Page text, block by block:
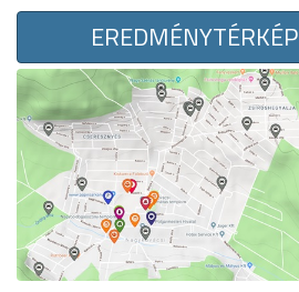
EREDMÉNYTÉRKÉP